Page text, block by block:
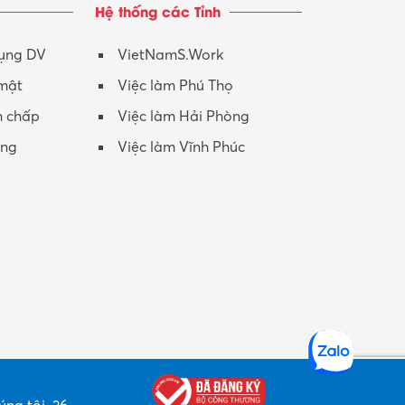
Nhân viên CSKH
Phục vụ khác
Promotion Girl (PG)
DV
chấp
Hệ thống các Tỉnh
VietNamS.Work
Việc làm Phú Thọ
Việc làm Hải Phòng
Việc làm Vĩnh Phúc